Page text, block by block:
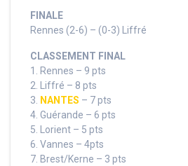
FINALE
Rennes (2-6) – (0-3) Liffré
CLASSEMENT FINAL
1. Rennes – 9 pts
2. Liffré – 8 pts
3. NANTES – 7 pts
4. Guérande – 6 pts
5. Lorient – 5 pts
6. Vannes – 4pts
7. Brest/Kerne – 3 pts